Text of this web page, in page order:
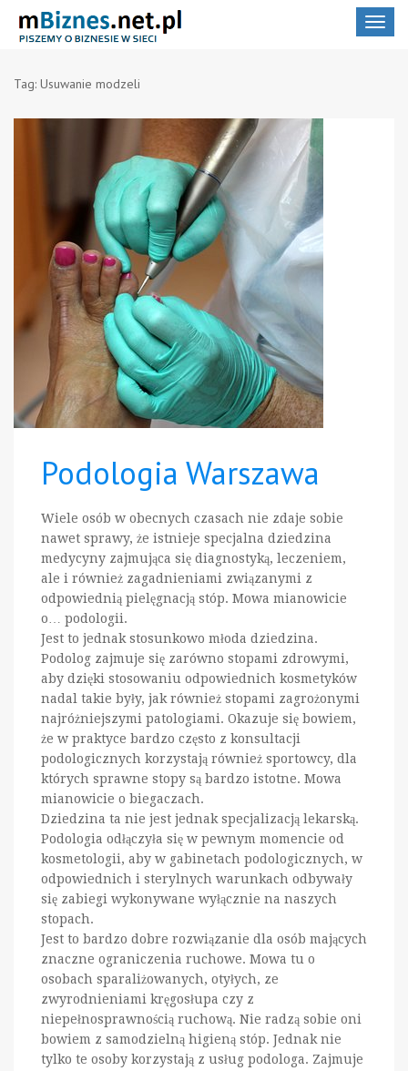
Toggle
Tag: Usuwanie modzeli
Podologia Warszawa
Wiele osób w obecnych czasach nie zdaje sobie
nawet sprawy, że istnieje specjalna dziedzina
medycyny zajmująca się diagnostyką, leczeniem,
ale i również zagadnieniami związanymi z
odpowiednią pielęgnacją stóp. Mowa mianowicie
o… podologii.
Jest to jednak stosunkowo młoda dziedzina.
Podolog zajmuje się zarówno stopami zdrowymi,
aby dzięki stosowaniu odpowiednich kosmetyków
nadal takie były, jak również stopami zagrożonymi
najróżniejszymi patologiami. Okazuje się bowiem,
że w praktyce bardzo często z konsultacji
podologicznych korzystają również sportowcy, dla
których sprawne stopy są bardzo istotne. Mowa
mianowicie o biegaczach.
Dziedzina ta nie jest jednak specjalizacją lekarską.
Podologia odłączyła się w pewnym momencie od
kosmetologii, aby w gabinetach podologicznych, w
odpowiednich i sterylnych warunkach odbywały
się zabiegi wykonywane wyłącznie na naszych
stopach.
Jest to bardzo dobre rozwiązanie dla osób mających
znaczne ograniczenia ruchowe. Mowa tu o
osobach sparaliżowanych, otyłych, ze
zwyrodnieniami kręgosłupa czy z
niepełnosprawnością ruchową. Nie radzą sobie oni
bowiem z samodzielną higieną stóp. Jednak nie
tylko te osoby korzystają z usług podologa. Zajmuje